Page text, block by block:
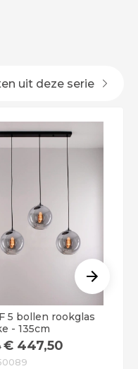
uit deze serie
5 bollen rookglas
- 135cm
€447,50